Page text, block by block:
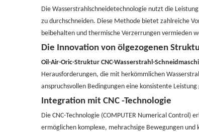
Die Wasserstrahlschneidetechnologie nutzt die
zu durchschneiden. Diese Methode bietet zahlreiche
beibehalten und thermische Verzerrungen vermieden
Die Innovation von ölgezogenen
Oil-Air-Oric-Struktur CNC-Wasserstrahl-
Herausforderungen, die mit herkömmlichen
anspruchsvollen Bedingungen eine konsistente
Integration mit CNC -Technologie
Die CNC-Technologie (COMPUTER Numerical
ermöglichen komplexe, mehrachsige Bewegungen